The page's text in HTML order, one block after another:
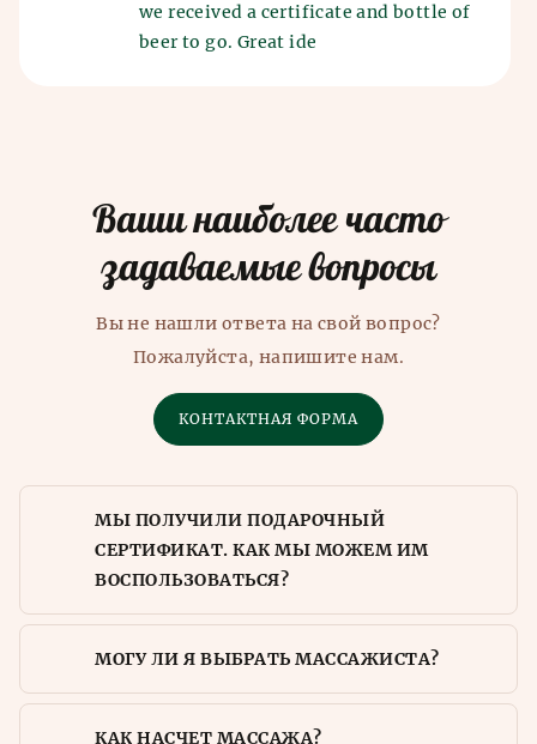
we received a certificate and bottle of
beer to go. Great ide
Ваши наиболее часто
задаваемые вопросы
Вы не нашли ответа на свой вопрос?
Пожалуйста, напишите нам.
КОНТАКТНАЯ ФОРМА
МЫ ПОЛУЧИЛИ ПОДАРОЧНЫЙ
СЕРТИФИКАТ. КАК МЫ МОЖЕМ ИМ
ВОСПОЛЬЗОВАТЬСЯ?
МОГУ ЛИ Я ВЫБРАТЬ МАССАЖИСТА?
КАК НАСЧЕТ МАССАЖА?